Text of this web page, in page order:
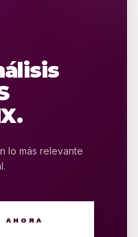
lo más relevante
AHORA